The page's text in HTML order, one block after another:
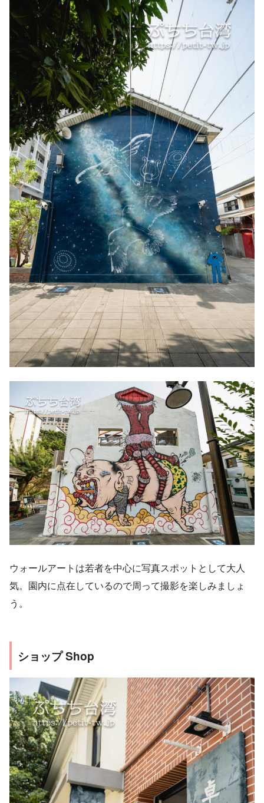
ウォールアートは若者を中心に写真スポットとして大人
気。園内に点在しているので周って撮影を楽しみましょ
う。
ショップ Shop